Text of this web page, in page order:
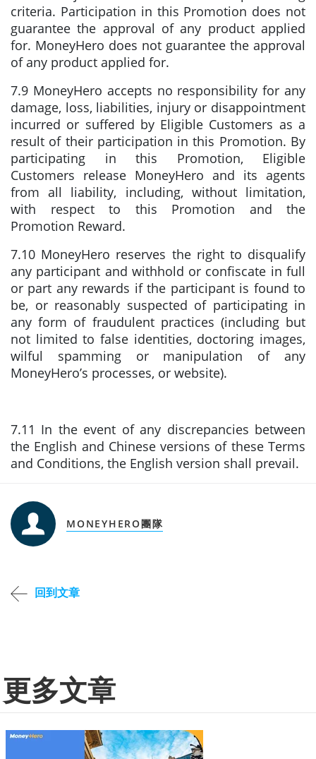
criteria. Participation in this Promotion does not
guarantee the approval of any product applied
for. MoneyHero does not guarantee the approval
of any product applied for.
7.9 MoneyHero accepts no responsibility for any
damage, loss, liabilities, injury or disappointment
incurred or suffered by Eligible Customers as a
result of their participation in this Promotion. By
participating in this Promotion, Eligible
Customers release MoneyHero and its agents
from all liability, including, without limitation,
with respect to this Promotion and the
Promotion Reward.
7.10 MoneyHero reserves the right to disqualify
any participant and withhold or confiscate in full
or part any rewards if the participant is found to
be, or reasonably suspected of participating in
any form of fraudulent practices (including but
not limited to false identities, doctoring images,
wilful spamming or manipulation of any
MoneyHero’s processes, or website).
7.11 In the event of any discrepancies between
the English and Chinese versions of these Terms
and Conditions, the English version shall prevail.
MONEYHERO團隊
回到文章
更多文章